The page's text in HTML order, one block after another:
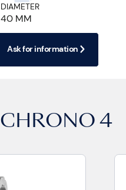
DIAMETER
40 MM
Ask for information
CHRONO 4